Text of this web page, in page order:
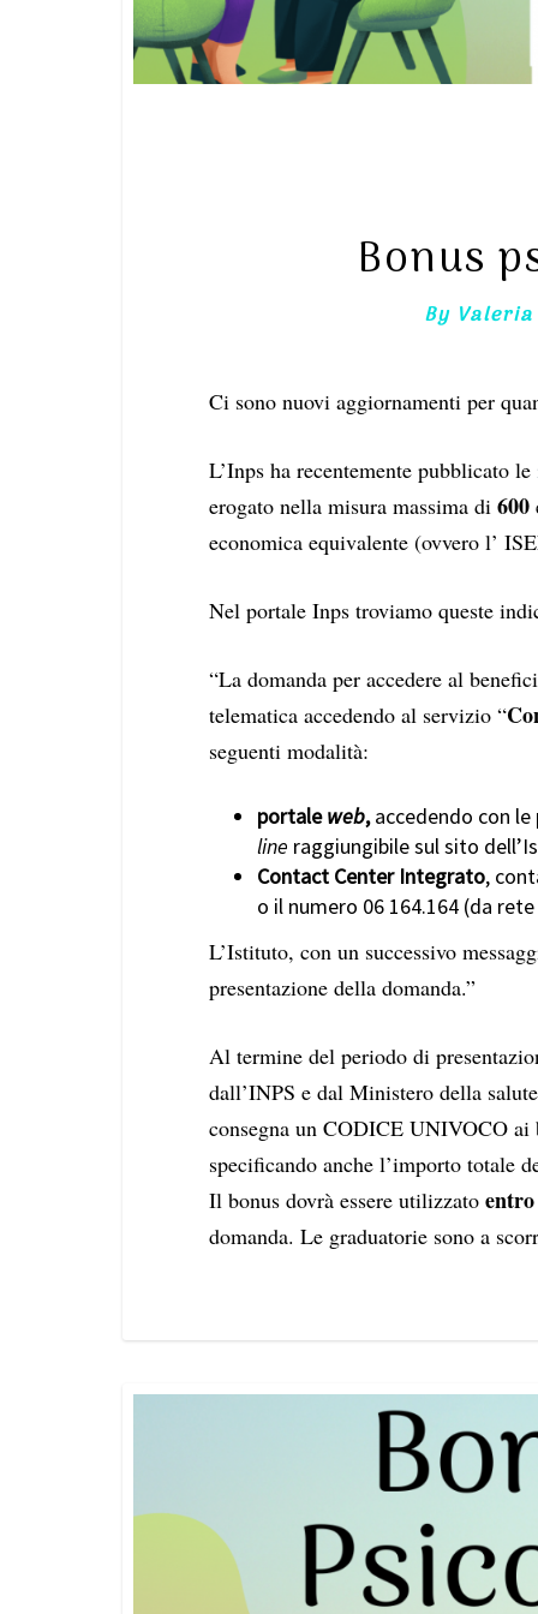
Bonus
By
Ci sono nuovi aggiornamenti per
L’Inps ha recentemente pubblicato le
erogato nella misura massima di 600
economica equivalente (ovvero l’
Nel portale Inps troviamo queste
“La domanda per accedere al
telematica accedendo al servizio “
seguenti modalità:
portaleweb,accedendo con le
line raggiungibile sul sito
Contact Center Integrato,
o il numero 06 164.164 (da
L’Istituto, con un successivo
presentazione della domanda.”
Al termine del periodo di
dall’INPS e dal Ministero della
consegna un CODICE UNIVOCO ai
specificando anche l’importo totale
Il bonus dovrà essere utilizzato
domanda. Le graduatorie sono a